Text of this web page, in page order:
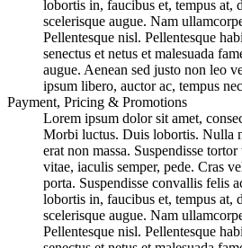
lobortis in, faucibus et, tempus at,
scelerisque augue. Nam
Pellentesque nisl. Pellentesque
senectus et netus et malesuada
augue. Aenean sed justo non leo
ipsum libero, auctor ac, tempus
Payment, Pricing & Promotions
Lorem ipsum dolor sit amet,
Morbi luctus. Duis lobortis. Nulla
erat non massa. Suspendisse
vitae, iaculis semper, pede. Cras
porta. Suspendisse convallis felis
lobortis in, faucibus et, tempus at,
scelerisque augue. Nam
Pellentesque nisl. Pellentesque